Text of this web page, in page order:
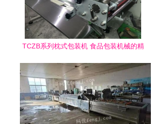
TCZB系列枕式包装机 食品包装机械的精